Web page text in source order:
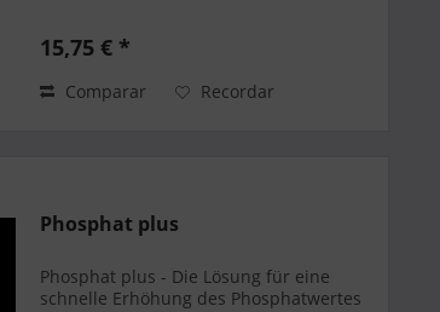
metabolismo. Los...
15,75 € *
Comparar Recordar
Phosphat plus
Phosphat plus - Die Lösung für eine
schnelle Erhöhung des Phosphatwertes